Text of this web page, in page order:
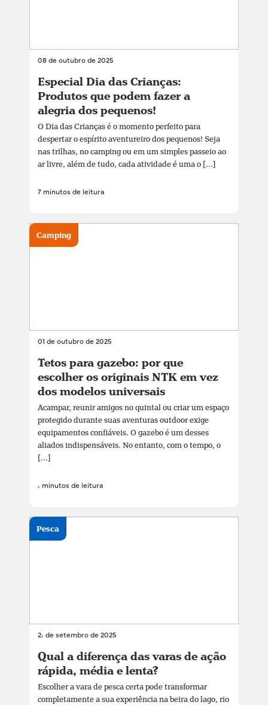
08 de outubro de 2025
Especial Dia das Crianças:
Produtos que podem fazer a
alegria dos pequenos!
O Dia das Crianças é o momento perfeito para
despertar o espírito aventureiro dos pequenos! Seja
nas trilhas, no camping ou em um simples passeio ao
ar livre, além de tudo, cada atividade é uma o [...]
7 minutos de leitura
01 de outubro de 2025
Tetos para gazebo: por que
escolher os originais NTK em vez
dos modelos universais
Acampar, reunir amigos no quintal ou criar um espaço
protegido durante suas aventuras outdoor exige
equipamentos confiáveis. O gazebo é um desses
aliados indispensáveis. No entanto, com o tempo, o
[...]
4 minutos de leitura
Camping
24 de setembro de 2025
Qual a diferença das varas de ação
rápida, média e lenta?
Escolher a vara de pesca certa pode transformar
completamente a sua experiência na beira do lago, rio
Pesca